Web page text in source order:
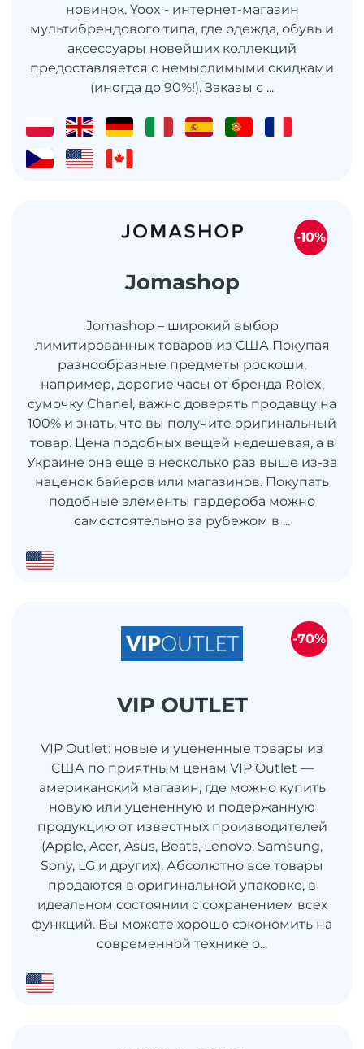
новинок. Yoox - интернет-магазин
мультибрендового типа, где одежда, обувь и
аксессуары новейших коллекций
предоставляется с немыслимыми скидками
(иногда до 90%!). Заказы с ...
Jomashop
Jomashop – широкий выбор
лимитированных товаров из США Покупая
разнообразные предметы роскоши,
например, дорогие часы от бренда Rolex,
сумочку Chanel, важно доверять продавцу на
100% и знать, что вы получите оригинальный
товар. Цена подобных вещей недешевая, а в
Украине она еще в несколько раз выше из-за
наценок байеров или магазинов. Покупать
подобные элементы гардероба можно
самостоятельно за рубежом в ...
-10%
VIP OUTLET
VIP Outlet: новые и уцененные товары из
США по приятным ценам VIP Outlet —
американский магазин, где можно купить
новую или уцененную и подержанную
продукцию от известных производителей
(Apple, Acer, Asus, Beats, Lenovo, Samsung,
Sony, LG и других). Абсолютно все товары
продаются в оригинальной упаковке, в
идеальном состоянии с сохранением всех
функций. Вы можете хорошо сэкономить на
современной технике о...
-70%